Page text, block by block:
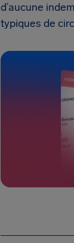
d’aucune
typiques de